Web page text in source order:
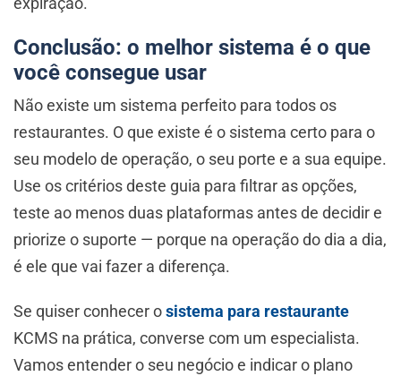
Conclusão: o melhor sistema é o que
você consegue usar
Não existe um sistema perfeito para todos os
restaurantes. O que existe é o sistema certo para o
seu modelo de operação, o seu porte e a sua equipe.
Use os critérios deste guia para filtrar as opções,
teste ao menos duas plataformas antes de decidir e
priorize o suporte — porque na operação do dia a dia,
é ele que vai fazer a diferença.
Se quiser conhecer osistema para restaurante
KCMS na prática, converse com um especialista.
Vamos entender o seu negócio e indicar o plano